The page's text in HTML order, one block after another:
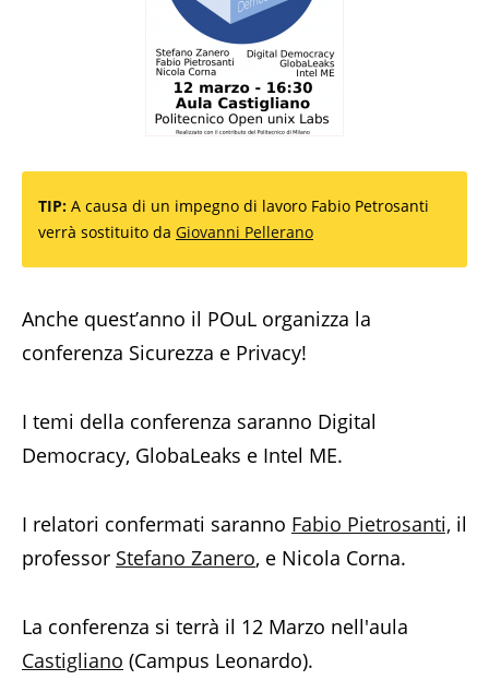
TIP: A causa di un impegno di lavoro Fabio Petrosanti
verrà sostituito da Giovanni Pellerano
Anche quest’anno il POuL organizza la
conferenza Sicurezza e Privacy!
I temi della conferenza saranno Digital
Democracy, GlobaLeaks e Intel ME.
I relatori confermati saranno Fabio Pietrosanti, il
professor Stefano Zanero, e Nicola Corna.
La conferenza si terrà il 12 Marzo nell'aula
Castigliano (Campus Leonardo).